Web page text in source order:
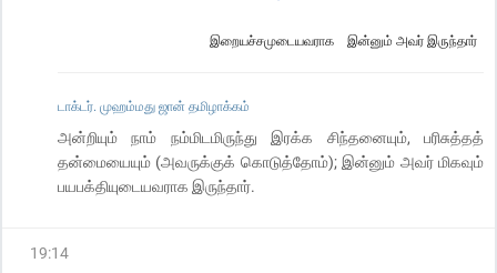
இன்னும் அவர் இருந்தார்
இறையச்சமுடையவராக
டாக்டர். முஹம்மது ஜான் தமிழாக்கம்
அன்றியும் நாம் நம்மிடமிருந்து இரக்க சிந்தனையும், பரிசுத்தத்
தன்மையையும் (அவருக்குக் கொடுத்தோம்); இன்னும் அவர் மிகவும்
பயபக்தியுடையவராக இருந்தார்.
19:14